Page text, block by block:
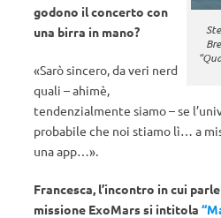
godono il concerto con
una birra in mano?
«Sarò sincero, da veri nerd
quali – ahimè,
tendenzialmente siamo – se
probabile che noi stiamo lì… a
una app…».
Francesca, l’incontro in cui
missione ExoMars si intitola